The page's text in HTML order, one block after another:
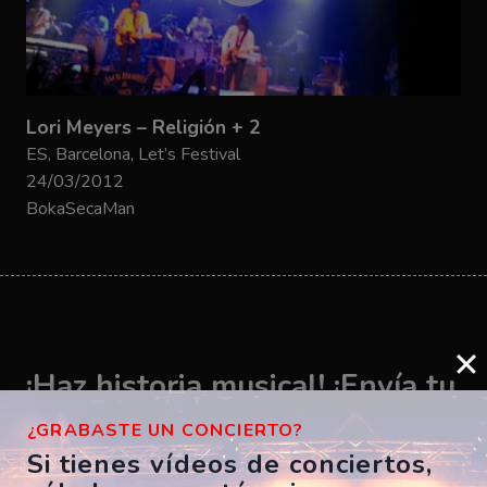
Lori Meyers – Religión + 2
ES, Barcelona, Let’s Festival
24/03/2012
BokaSecaMan
¡Haz historia musical! ¡Envía tu
vídeo ahora!
¿GRABASTE UN CONCIERTO?
Si tienes vídeos de conciertos,